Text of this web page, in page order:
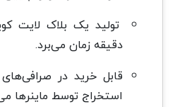
دقیقه زمان می‌برد.
قابل خرید در
استخراج توسط ماینرها